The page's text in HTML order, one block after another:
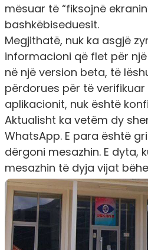
mësuar të “fiksojnë
bashkëbiseduesit.
Megjithatë, nuk ka asgjë
informacioni që flet për
në një version beta, të
përdorues për të
aplikacionit, nuk është
Aktualisht ka vetëm dy
WhatsApp. E para është
dërgoni mesazhin. E dyta,
mesazhin të dyja vijat